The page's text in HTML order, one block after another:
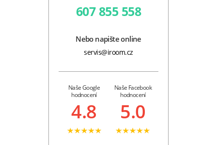
607 855 558
Nebo napište online
servis@iroom.cz
Naše Google
hodnocení
4.8
Naše Facebook
hodnocení
5.0